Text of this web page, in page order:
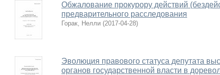
Обжалование прокурору действий
предварительного расследования
Горак, Нелли (2017-04-28)
Эволюция правового статуса депутата
органов государственной власти в